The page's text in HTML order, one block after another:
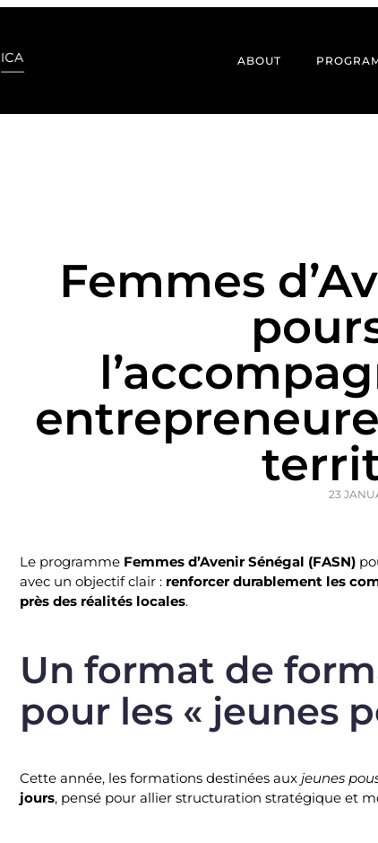
ABOUT
Femmes
23
Le programme Femmes d’Avenir Sénégal (FASN)
avec un objectif clair : renforcer durablement les
près des réalités locales.
Un format de
pour les « jeunes
Cette année, les formations destinées aux jeunes
jours, pensé pour allier structuration stratégique et